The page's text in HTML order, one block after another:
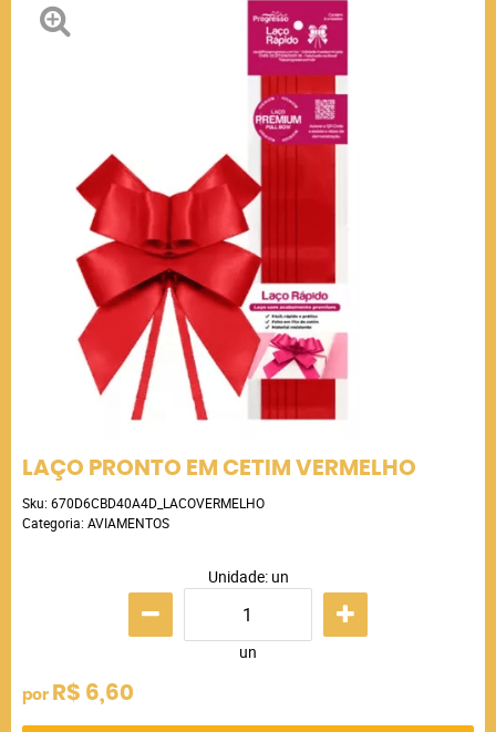
LAÇO PRONTO EM CETIM VERMELHO
Sku: 670D6CBD40A4D_LACOVERMELHO
Categoria: AVIAMENTOS
Unidade: un
un
por R$ 6,60